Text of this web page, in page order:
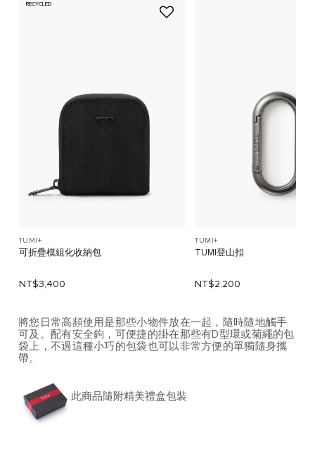
RECYCLED
TUMI+
可折疊模組化收納包
NT$3,400
TUMI+
TUMI登山扣
NT$2,200
將您日常高頻使用是那些小物件放在一起，隨時隨地觸手
可及。配有安全鉤，可便捷的掛在那些有D型環或菊繩的包
袋上，不過這種小巧的包袋也可以非常方便的單獨隨身攜
帶。
此商品隨附精美禮盒包裝